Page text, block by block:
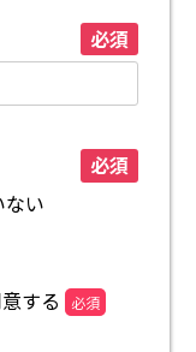
必須
必須
い
する 必須